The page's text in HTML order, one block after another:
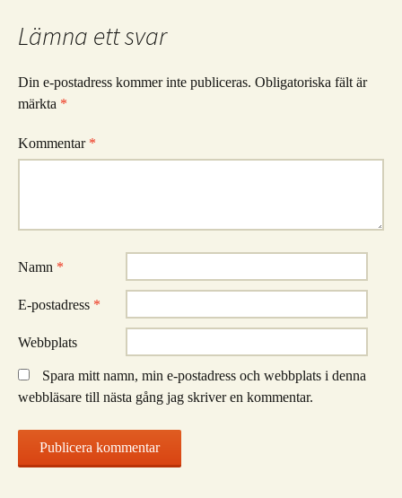
Lämna ett svar
Din e-postadress kommer inte publiceras. Obligatoriska fält är
märkta *
Kommentar *
Namn *
E-postadress *
Webbplats
Spara mitt namn, min e-postadress och webbplats i denna
webbläsare till nästa gång jag skriver en kommentar.